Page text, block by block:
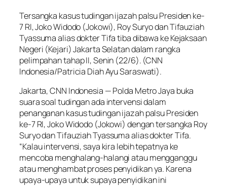
Tersangka kasus tudingan ijazah palsu Presiden ke-
7 RI, Joko Widodo (Jokowi), Roy Suryo dan Tifauziah
Tyassuma alias dokter Tifa tiba dibawa ke Kejaksaan
Negeri (Kejari) Jakarta Selatan dalam rangka
pelimpahan tahap II, Senin (22/6). (CNN
Indonesia/Patricia Diah Ayu Saraswati).
Jakarta, CNN Indonesia — Polda Metro Jaya buka
suara soal tudingan ada intervensi dalam
penanganan kasus tudingan ijazah palsu Presiden
ke-7 RI, Joko Widodo (Jokowi) dengan tersangka Roy
Suryo dan Tifauziah Tyassuma alias dokter Tifa.
“Kalau intervensi, saya kira lebih tepatnya ke
mencoba menghalang-halangi atau mengganggu
atau menghambat proses penyidikan ya. Karena
upaya-upaya untuk supaya penyidikan ini